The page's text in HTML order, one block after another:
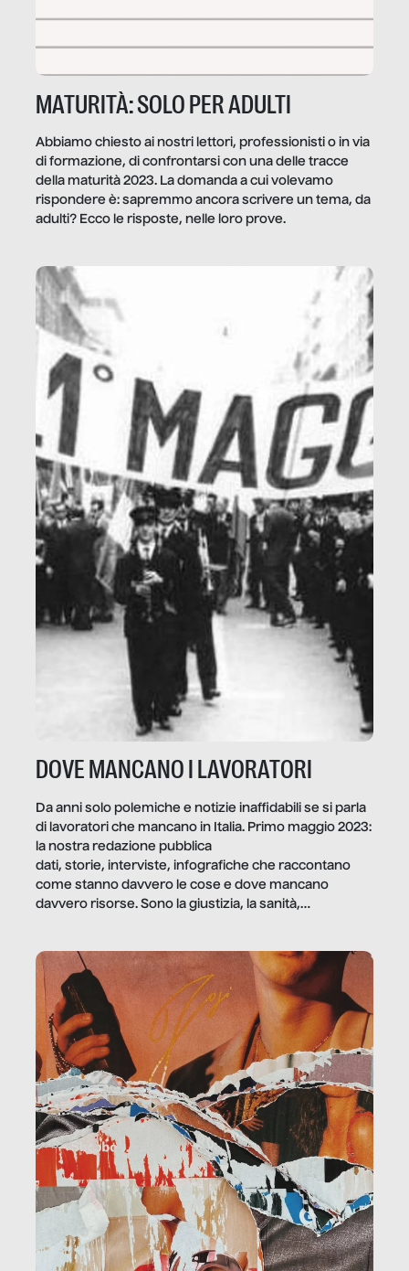
MATURITÀ: SOLO PER ADULTI
Abbiamo chiesto ai nostri lettori, professionisti o in via
di formazione, di confrontarsi con una delle tracce
della maturità 2023. La domanda a cui volevamo
rispondere è: sapremmo ancora scrivere un tema, da
adulti? Ecco le risposte, nelle loro prove.
DOVE MANCANO I LAVORATORI
Da anni solo polemiche e notizie inaffidabili se si parla
di lavoratori che mancano in Italia. Primo maggio 2023:
la nostra redazione pubblica
dati, storie, interviste, infografiche che raccontano
come stanno davvero le cose e dove mancano
davvero risorse. Sono la giustizia, la sanità,